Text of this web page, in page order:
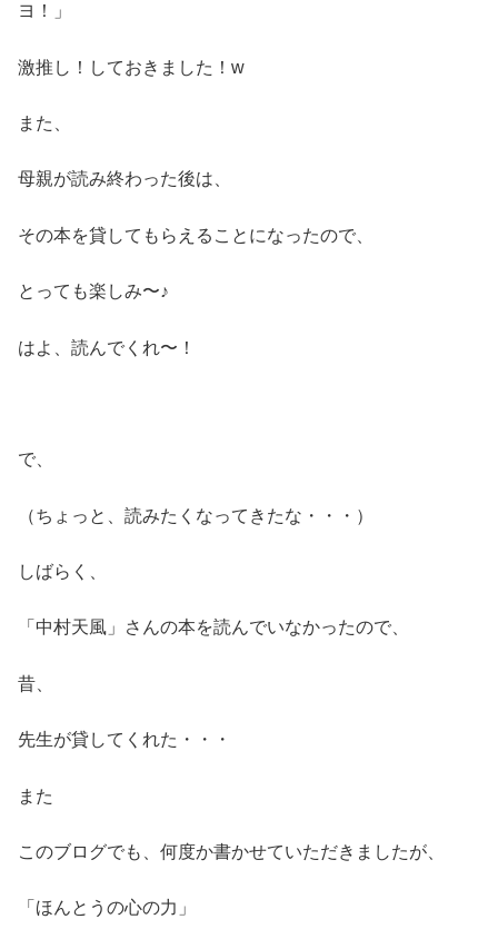
ヨ！」
激推し！しておきました！w
また、
母親が読み終わった後は、
その本を貸してもらえることになったので、
とっても楽しみ〜♪
はよ、読んでくれ〜！
で、
（ちょっと、読みたくなってきたな・・・）
しばらく、
「中村天風」さんの本を読んでいなかったので、
昔、
先生が貸してくれた・・・
また
このブログでも、何度か書かせていただきましたが、
「ほんとうの心の力」